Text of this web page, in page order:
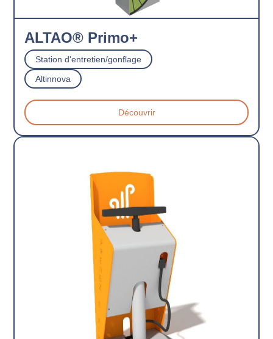
ALTAO® Primo+
Station d'entretien/gonflage
Altinnova
Découvrir